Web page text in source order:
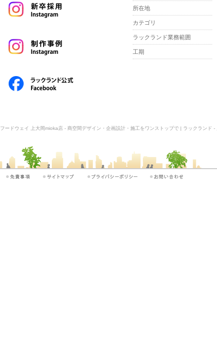
所在地
カテゴリ
ラックランド業務範囲
工期
フードウェイ 上大岡mioka店 - 商空間デザイン・企画設計・施工をワンストップで | ラックランド